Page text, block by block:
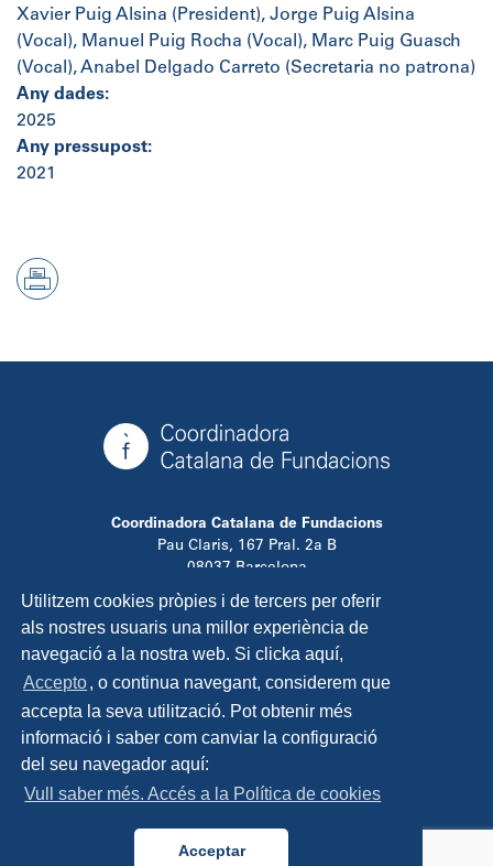
Utilitzem cookies pròpies i de tercers per oferir
als nostres usuaris una millor experiència de
navegació a la nostra web. Si clicka aquí,
Accepto, o continua navegant, considerem que
accepta la seva utilització. Pot obtenir més
informació i saber com canviar la configuració
del seu navegador aquí:
Vull saber més. Accés a la Política de cookies
Acceptar
Xavier Puig Alsina (President), Jorge Puig Alsina
(Vocal), Manuel Puig Rocha (Vocal), Marc Puig Guasch
(Vocal), Anabel Delgado Carreto (Secretaria no patrona)
Any dades:
2025
Any pressupost:
2021
Coordinadora Catalana de Fundacions
Pau Claris, 167 Pral. 2a B
08037 Barcelona
info@ccfundacions.cat
Contacta
Política de privadesa
Política de cookies
TipTop Learning